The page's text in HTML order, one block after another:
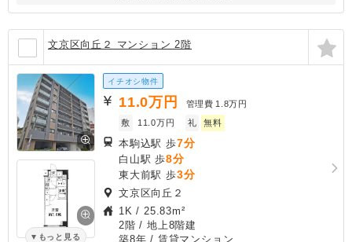
文京区向丘２ マンション 2階
もっと見る
イチオシ物件
11.0万円 管理費 1.8万円
敷
11.0万円 礼 無料
本駒込駅 歩7分
白山駅 歩8分
東大前駅 歩3分
文京区向丘２
1K / 25.83m²
2階 / 地上8階建
築8年 / 賃貸マンション